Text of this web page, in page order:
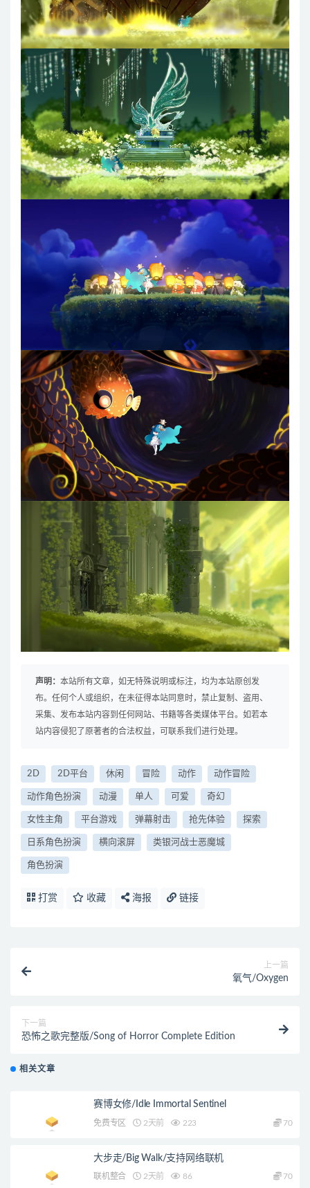
声明： 本站所有文章，如无特殊说明或标注，均为本站原创发
布。任何个人或组织，在未征得本站同意时，禁止复制、盗用、
采集、发布本站内容到任何网站、书籍等各类媒体平台。如若本
站内容侵犯了原著者的合法权益，可联系我们进行处理。
2D 2D平台 休闲 冒险 动作 动作冒险
动作角色扮演 动漫 单人 可爱 奇幻
女性主角 平台游戏 弹幕射击 抢先体验 探索
日系角色扮演 横向滚屏 类银河战士恶魔城
角色扮演
打赏 收藏 海报 链接
上一篇
氧气/Oxygen
下一篇
恐怖之歌完整版/Song of Horror Complete Edition
相关文章
赛博女修/Idle Immortal Sentinel
免费专区 2天前 223 70
大步走/Big Walk/支持网络联机
联机整合 2天前 86 70